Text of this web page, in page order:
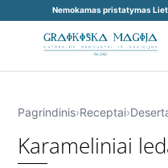
Nemokamas pristatymas
Pagrindinis›Receptai›
Karameliniai